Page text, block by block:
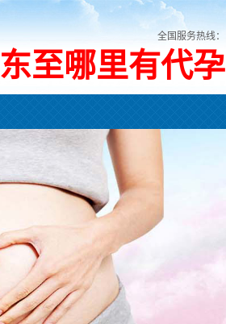
全国服务热线：
东至哪里有代孕